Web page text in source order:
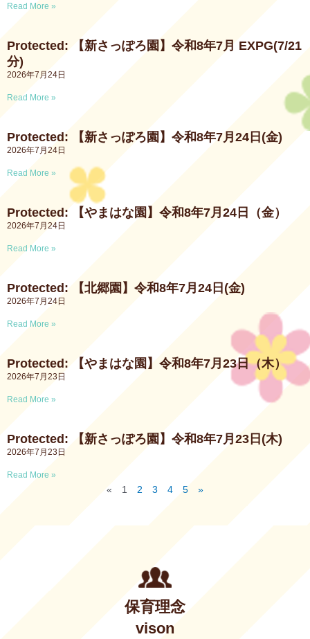
Read More »
Protected: 【新さっぽろ園】令和8年7月 EXPG(7/21
分)
2026年7月24日
Read More »
Protected: 【新さっぽろ園】令和8年7月24日(金)
2026年7月24日
Read More »
Protected: 【やまはな園】令和8年7月24日（金）
2026年7月24日
Read More »
Protected: 【北郷園】令和8年7月24日(金)
2026年7月24日
Read More »
Protected: 【やまはな園】令和8年7月23日（木）
2026年7月23日
Read More »
Protected: 【新さっぽろ園】令和8年7月23日(木)
2026年7月23日
Read More »
« 1 2 3 4 5 »
保育理念
vison